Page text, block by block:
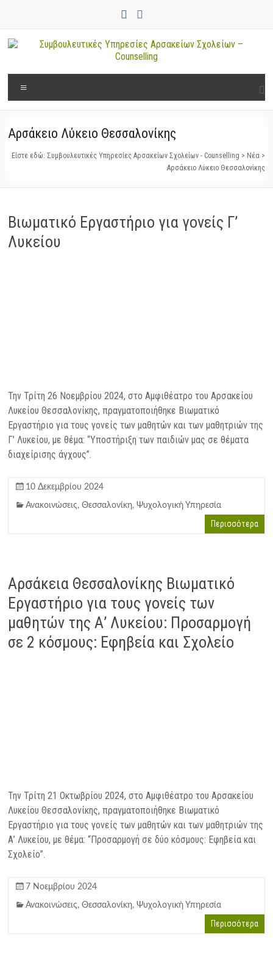
Συμβουλευτικές
Υπηρεσίες
Αρσακείων
Σχολείων
Αρσάκειο Λύκειο Θεσσαλονίκης
Είστε εδώ: Συμβουλευτικές Υπηρεσίες Αρσακείων Σχολείων - Counselling > Νέα>
Αρσάκειο Λύκειο Θεσσαλονίκης
Βιωματικό Εργαστήριο για γονείς Γ’
Λυκείου
Την Τρίτη 26 Νοεμβρίου 2024, στο Αμφιθέατρο του Αρσακείου
Λυκείου Θεσσαλονίκης, πραγματοποιήθηκε Βιωματικό
Εργαστήριο για τους γονείς των μαθητών και των μαθητριών της
Γ’ Λυκείου, με θέμα: “Υποστήριξη των παιδιών μας σε θέματα
διαχείρισης άγχους”.
10 Δεκεμβρίου 2024
Ανακοινώσεις,Θεσσαλονίκη,Ψυχολογική Υπηρεσία
Περισσότερα
Αρσάκεια Θεσσαλονίκης Βιωματικό
Εργαστήριο για τους γονείς των
μαθητών της Α’ Λυκείου: Προσαρμογή
σε 2 κόσμους: Εφηβεία και Σχολείο
Την Τρίτη 21 Οκτωβρίου 2024, στο Αμφιθέατρο του Αρσακείου
Λυκείου Θεσσαλονίκης, πραγματοποιήθηκε Βιωματικό
Εργαστήριο για τους γονείς των μαθητών και των μαθητριών της
Α’ Λυκείου, με θέμα: “Προσαρμογή σε δύο κόσμους: Εφηβεία και
Σχολείο”.
7 Νοεμβρίου 2024
Ανακοινώσεις,Θεσσαλονίκη,Ψυχολογική Υπηρεσία
Περισσότερα